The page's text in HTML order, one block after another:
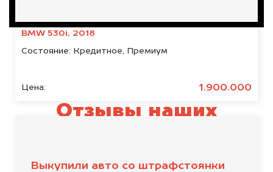
BMW 530i, 2018
Состояние: Кредитное, Премиум
Цена: 1.900.000
Отзывы наших
Выкупили авто со штрафстоянки